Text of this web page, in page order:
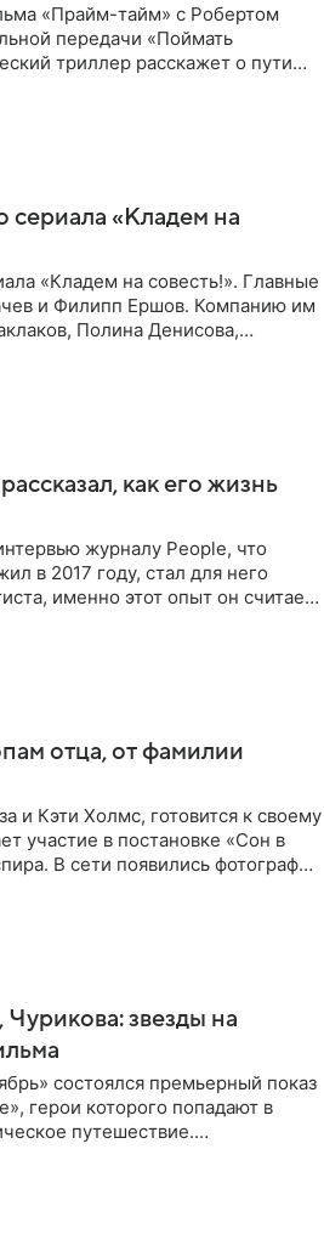
«Прайм-тайм» с Робертом
передачи «Поймать
триллер расскажет о пути
сериала «Кладем на
«Кладем на совесть!». Главные
и Филипп Ершов. Компанию им
Полина Денисова,
как его жизнь
журналу People, что
в 2017 году, стал для него
именно этот опыт он считает
отца, от фамилии
и Кэти Холмс, готовится к своему
участие в постановке «Сон в
В сети появились фотографии
звезды на
состоялся премьерный показ
герои которого попадают в
путешествие.